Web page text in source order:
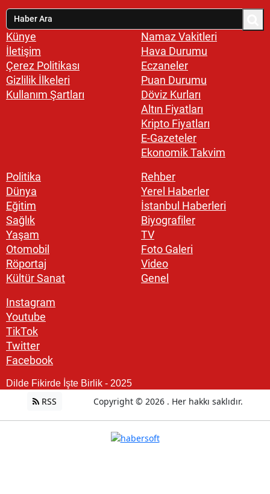
Künye
İletişim
Çerez Politikası
Gizlilik İlkeleri
Kullanım Şartları
Namaz Vakitleri
Hava Durumu
Eczaneler
Puan Durumu
Döviz Kurları
Altın Fiyatları
Kripto Fiyatları
E-Gazeteler
Ekonomik Takvim
Politika
Dünya
Eğitim
Sağlık
Yaşam
Otomobil
Röportaj
Kültür Sanat
Rehber
Yerel Haberler
İstanbul Haberleri
Biyografiler
TV
Foto Galeri
Video
Genel
Instagram
Youtube
TikTok
Twitter
Facebook
Dilde Fikirde İşte Birlik - 2025
RSS Copyright © 2026 . Her hakkı saklıdır.